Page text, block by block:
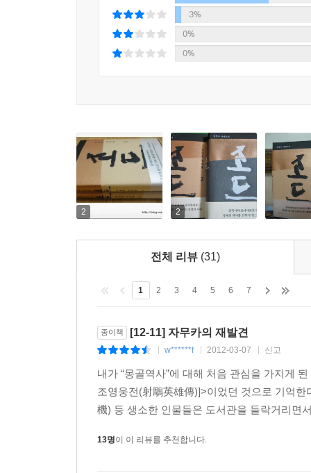
3%
0%
0%
2 2
전체 리뷰 (31)
1 2 3 4 5 6 7
종이책 [12-11] 자무카의 재발견
w******f 2012-03-07 신고
내가 “몽골역사”에 대해 처음 관심을 가지게
조영웅전(射鵰英雄傳)]>이었던 것으로 기억
機) 등 생소한 인물들은 도서관을 들락거리면
13명이 이 리뷰를 추천합니다.